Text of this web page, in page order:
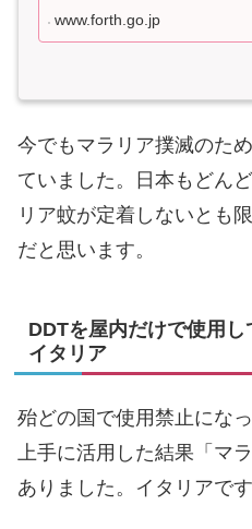
www.forth.go.jp
今でもマラリア撲滅のた
ていました。日本もどん
リア蚊が定着しないとも
だと思います。
DDTを屋内だけで使用
イタリア
殆どの国で使用禁止にな
上手に活用した結果「マ
ありました。イタリアです